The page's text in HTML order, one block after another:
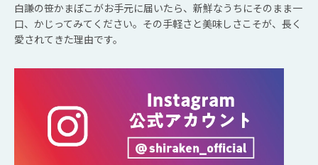
白謙の笹かまぼこがお手元に届いたら、新鮮なうちにそのまま一
口、かじってみてください。その手軽さと美味しさこそが、長く
愛されてきた理由です。